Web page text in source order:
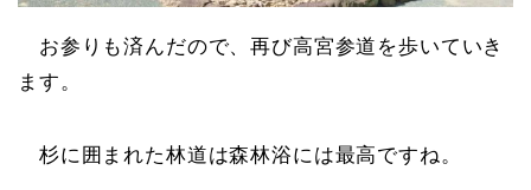
お参りも済んだので、再び高宮参道を歩いていき
ます。
杉に囲まれた林道は森林浴には最高ですね。